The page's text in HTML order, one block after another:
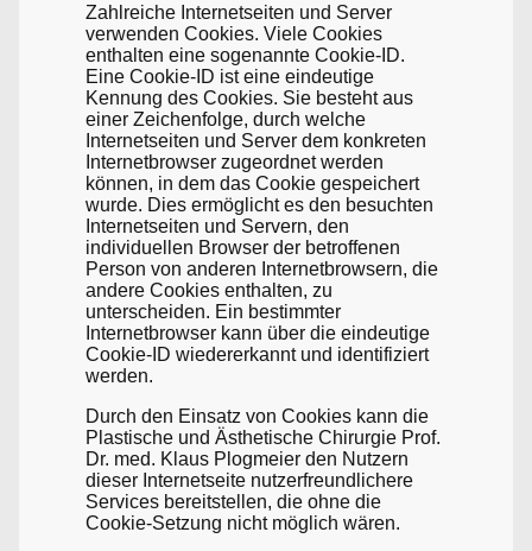
Zahlreiche Internetseiten und Server
verwenden Cookies. Viele Cookies
enthalten eine sogenannte Cookie-ID.
Eine Cookie-ID ist eine eindeutige
Kennung des Cookies. Sie besteht aus
einer Zeichenfolge, durch welche
Internetseiten und Server dem konkreten
Internetbrowser zugeordnet werden
können, in dem das Cookie gespeichert
wurde. Dies ermöglicht es den besuchten
Internetseiten und Servern, den
individuellen Browser der betroffenen
Person von anderen Internetbrowsern, die
andere Cookies enthalten, zu
unterscheiden. Ein bestimmter
Internetbrowser kann über die eindeutige
Cookie-ID wiedererkannt und identifiziert
werden.
Durch den Einsatz von Cookies kann die
Plastische und Ästhetische Chirurgie Prof.
Dr. med. Klaus Plogmeier den Nutzern
dieser Internetseite nutzerfreundlichere
Services bereitstellen, die ohne die
Cookie-Setzung nicht möglich wären.